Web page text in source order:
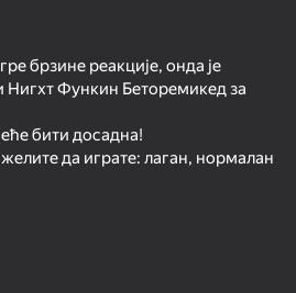
брзине реакције, онда је
Функин Беторемикед за
бити досадна!
да играте: лаган, нормалан